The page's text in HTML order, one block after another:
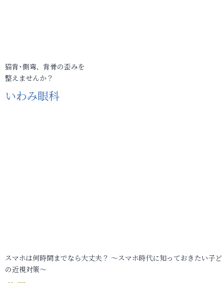
猫背･側弯、背骨の歪みを
整えませんか？
いわみ眼科
スマホは何時間までなら大丈夫？ ～スマホ時代に知っておきたい子
の近視対策～